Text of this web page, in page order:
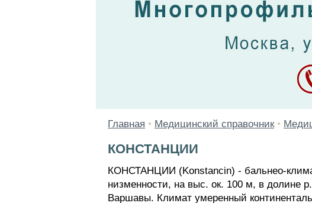
Главная • Медицинский справочник •
КОНСТАНЦИИ
КОНСТАНЦИИ (Konstancin) - бальнео-
низменности, на выс. ок. 100 м, в долине
Варшавы. Климат умеренный